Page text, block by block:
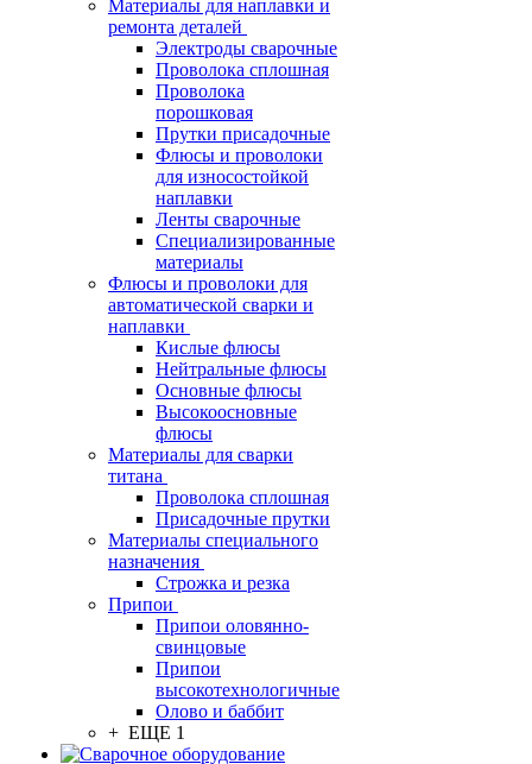
Материалы для наплавки и
ремонта деталей
Электроды сварочные
Проволока сплошная
Проволока
порошковая
Прутки присадочные
Флюсы и проволоки
для износостойкой
наплавки
Ленты сварочные
Специализированные
материалы
Флюсы и проволоки для
автоматической сварки и
наплавки
Кислые флюсы
Нейтральные флюсы
Основные флюсы
Высокоосновные
флюсы
Материалы для сварки
титана
Проволока сплошная
Присадочные прутки
Материалы специального
назначения
Строжка и резка
Припои
Припои оловянно-
свинцовые
Припои
высокотехнологичные
Олово и баббит
+ ЕЩЕ 1